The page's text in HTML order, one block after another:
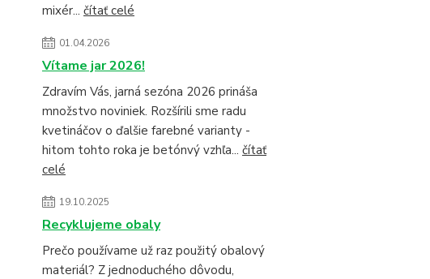
mixér... čítať celé
01.04.2026
Vítame jar 2026!
Zdravím Vás, jarná sezóna 2026 prináša
množstvo noviniek. Rozšírili sme radu
kvetináčov o ďalšie farebné varianty -
hitom tohto roka je betónvý vzhľa... čítať
celé
19.10.2025
Recyklujeme obaly
Prečo používame už raz použitý obalový
materiál? Z jednoduchého dôvodu,